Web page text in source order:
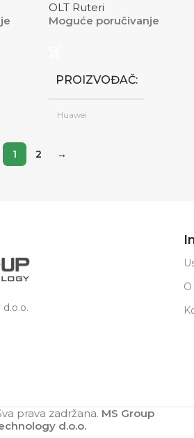
OLT Ruteri
Moguće poručivanje
PROIZVOĐAČ
Huawei
STANJE
1 2 →
prava zadržana. MS Group
d.o.o.